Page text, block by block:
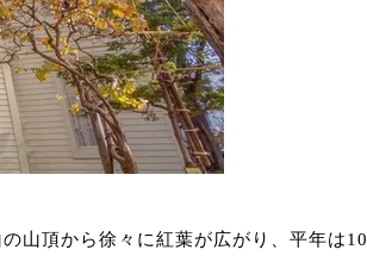
山頂から徐々に紅葉が広がり、平年は10